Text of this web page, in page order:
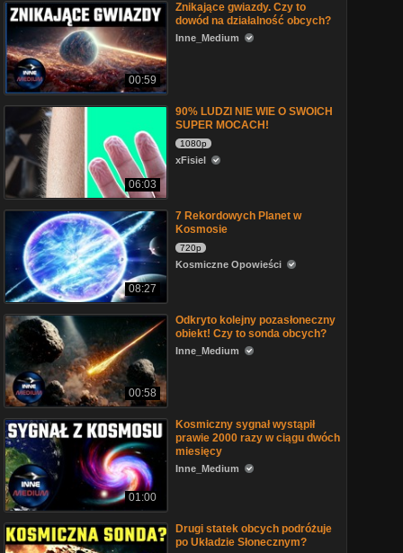
00:59
Znikające gwiazdy. Czy to
dowód na działalność obcych?
Inne_Medium
06:03
90% LUDZI NIE WIE O SWOICH
SUPER MOCACH!
1080p
xFisiel
08:27
7 Rekordowych Planet w
Kosmosie
720p
Kosmiczne Opowieści
00:58
Odkryto kolejny pozasłoneczny
obiekt! Czy to sonda obcych?
Inne_Medium
01:00
Kosmiczny sygnał wystąpił
prawie 2000 razy w ciągu dwóch
miesięcy
Inne_Medium
Drugi statek obcych podróżuje
po Układzie Słonecznym?